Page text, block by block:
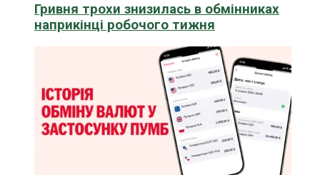
Гривня трохи знизилась в обмінниках
наприкінці робочого тижня